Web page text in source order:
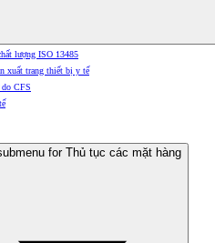
lượng ISO 13485
xuất trang thiết bị y tế
CFS
for Thủ tục các mặt hàng